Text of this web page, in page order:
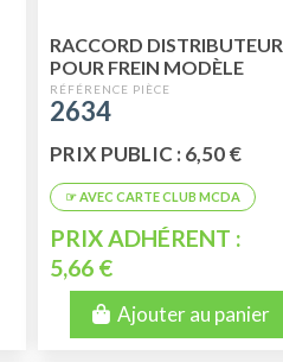
RACCORD DISTRIBUTEUR
POUR FREIN MODÈLE
BANGO
2634
PRIX PUBLIC : 6,50 €
PRIX ADHÉRENT :
5,66 €
Ajouter au panier